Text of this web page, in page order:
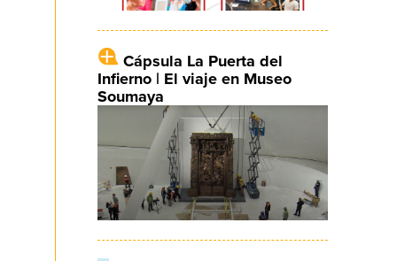
Cápsula La Puerta del
Infierno | El viaje en Museo
Soumaya